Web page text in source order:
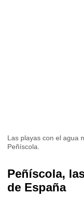
Las playas con el agua
Peñíscola.
Peñíscola,
de España